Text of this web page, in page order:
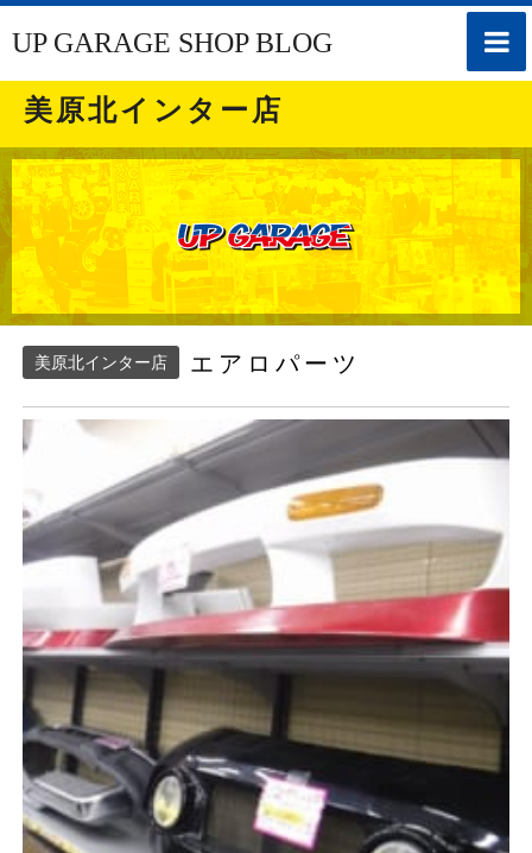
toggle
UP GARAGE SHOP BLOG
美原北インター店
美原北インター店 エアロパーツ